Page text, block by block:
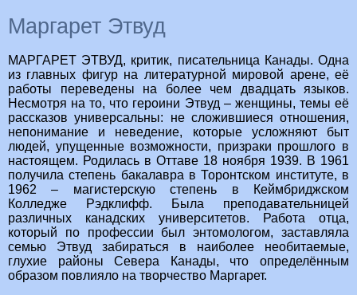
Маргарет Этвуд
МАРГАРЕТ ЭТВУД, критик, писательница Канады. Одна
из главных фигур на литературной мировой арене, её
работы переведены на более чем двадцать языков.
Несмотря на то, что героини Этвуд – женщины, темы её
рассказов универсальны: не сложившиеся отношения,
непонимание и неведение, которые усложняют быт
людей, упущенные возможности, призраки прошлого в
настоящем. Родилась в Оттаве 18 ноября 1939. В 1961
получила степень бакалавра в Торонтском институте, в
1962 – магистерскую степень в Кеймбриджском
Колледже Рэдклифф. Была преподавательницей
различных канадских университетов. Работа отца,
который по профессии был энтомологом, заставляла
семью Этвуд забираться в наиболее необитаемые,
глухие районы Севера Канады, что определённым
образом повлияло на творчество Маргарет.